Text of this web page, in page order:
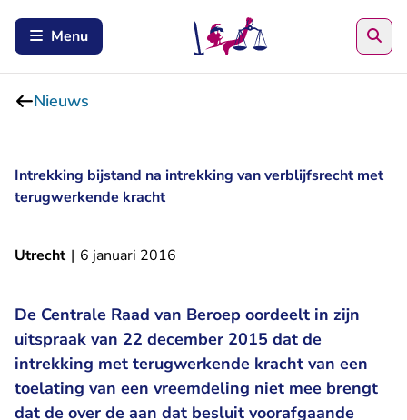
Menu
Nieuws
Intrekking bijstand na intrekking van verblijfsrecht met
terugwerkende kracht
Utrecht | 6 januari 2016
De Centrale Raad van Beroep oordeelt in zijn
uitspraak van 22 december 2015 dat de
intrekking met terugwerkende kracht van een
toelating van een vreemdeling niet mee brengt
dat de over de aan dat besluit voorafgaande